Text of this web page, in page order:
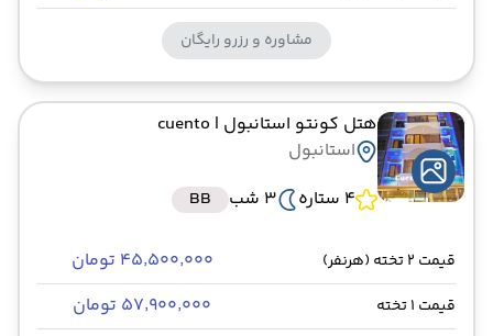
مشاوره و رزرو رایگان
هتل کونتو استانبول | cuento
استانبول
4 ستاره
3 شب BB
قیمت 2 تخته (هرنفر) ۴۵٬۵۰۰٬۰۰۰ تومان
قیمت 1 تخته ۵۷٬۹۰۰٬۰۰۰ تومان